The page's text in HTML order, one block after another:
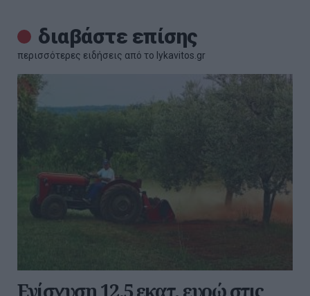
διαβάστε επίσης
περισσότερες ειδήσεις από το lykavitos.gr
Ενίσχυση 12,5 εκατ. ευρώ στις